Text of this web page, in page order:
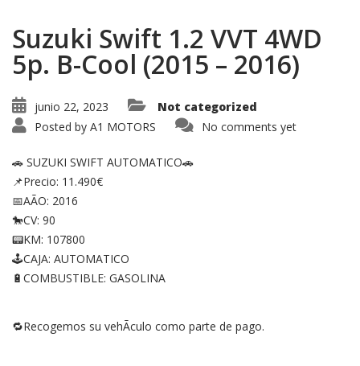
Suzuki Swift 1.2 VVT 4WD
5p. B-Cool (2015 – 2016)
junio 22, 2023
Not categorized
Posted by A1 MOTORS No comments yet
🚗 SUZUKI SWIFT AUTOMATICO🚗
📌Precio: 11.490€
📅AÃO: 2016
🐎CV: 90
📟KM: 107800
🕹CAJA: AUTOMATICO
🔋COMBUSTIBLE: GASOLINA
🔁Recogemos su vehÃ­culo como parte de pago.